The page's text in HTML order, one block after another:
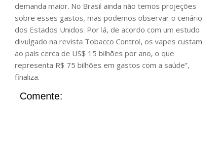
demanda maior. No Brasil ainda não temos projeções
sobre esses gastos, mas podemos observar o cenário
dos Estados Unidos. Por lá, de acordo com um estudo
divulgado na revista Tobacco Control, os vapes custam
ao país cerca de US$ 15 bilhões por ano, o que
representa R$ 75 bilhões em gastos com a saúde”,
finaliza.
Comente: